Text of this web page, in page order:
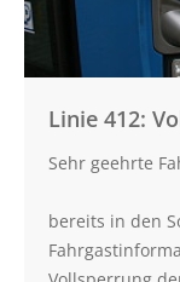
Linie 412:
Sehr geehrte
bereits in den